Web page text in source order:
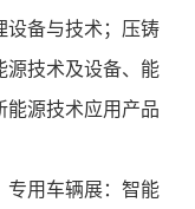
设备与技术；压铸
源技术及设备、能
能源技术应用产品
专用车辆展：智能